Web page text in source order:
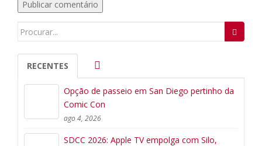
Search
RECENTES
Opção de passeio em San Diego pertinho da
Comic Con
ago 4, 2026
SDCC 2026: Apple TV empolga com Silo,